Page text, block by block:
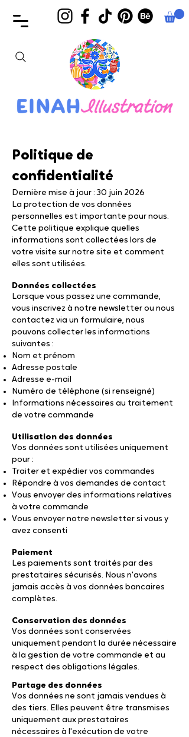
Politique de
confidentialité
Dernière mise à jour : 30 juin 2026
La protection de vos données
personnelles est importante pour nous.
Cette politique explique quelles
informations sont collectées lors de
votre visite sur notre site et comment
elles sont utilisées.
Données collectées
Lorsque vous passez une commande,
vous inscrivez à notre newsletter ou nous
contactez via un formulaire, nous
pouvons collecter les informations
suivantes :
Nom et prénom
Adresse postale
Adresse e-mail
Numéro de téléphone (si renseigné)
Informations nécessaires au traitement
de votre commande
Utilisation des données
Vos données sont utilisées uniquement
pour :
Traiter et expédier vos commandes
Répondre à vos demandes de contact
Vous envoyer des informations relatives
à votre commande
Vous envoyer notre newsletter si vous y
avez consenti
Paiement
Les paiements sont traités par des
prestataires sécurisés. Nous n'avons
jamais accès à vos données bancaires
complètes.
Conservation des données
Vos données sont conservées
uniquement pendant la durée nécessaire
à la gestion de votre commande et au
respect des obligations légales.
Partage des données
Vos données ne sont jamais vendues à
des tiers. Elles peuvent être transmises
uniquement aux prestataires
nécessaires à l'exécution de votre